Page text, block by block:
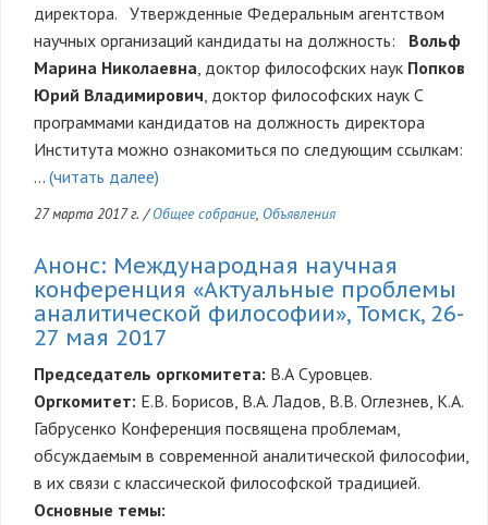
директора. Утвержденные Федеральным агентством
научных организаций кандидаты на должность: Вольф
Марина Николаевна , доктор философских наук Попков
Юрий Владимирович , доктор философских наук С
программами кандидатов на должность директора
Института можно ознакомиться по следующим ссылкам:
… (читать далее)
27 марта 2017 г. /Общее собрание, Объявления
Анонс: Международная научная
конференция «Актуальные проблемы
аналитической философии», Томск, 26-
27 мая 2017
Председатель оргкомитета: В.А Суровцев.
Оргкомитет: Е.В. Борисов, В.А. Ладов, В.В. Оглезнев, К.А.
Габрусенко Конференция посвящена проблемам,
обсуждаемым в современной аналитической философии,
в их связи с классической философской традицией.
Основные темы: